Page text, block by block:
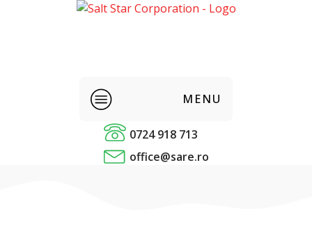
MENU
Sare alimentara
0724 918 713
office@sare.ro